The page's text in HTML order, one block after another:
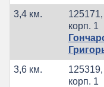
3,4 км.
корп. 1
3,6 км.
корп. 1